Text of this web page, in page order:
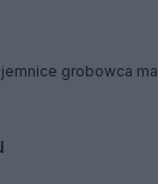
grobowca